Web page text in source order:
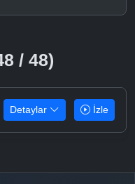
/ 48)
Detaylar İzle